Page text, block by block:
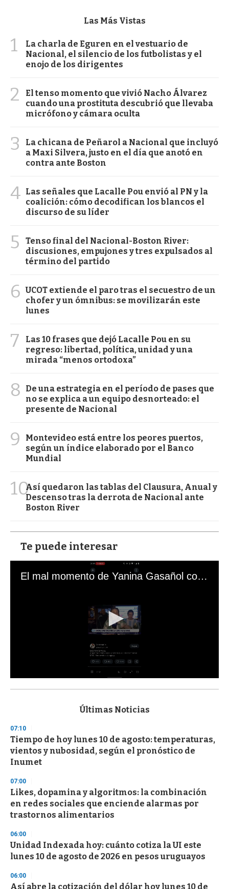
Las Más Vistas
1
La charla de Eguren en el vestuario de
Nacional, el silencio de los futbolistas y el
enojo de los dirigentes
2
El tenso momento que vivió Nacho Álvarez
cuando una prostituta descubrió que llevaba
micrófono y cámara oculta
3
La chicana de Peñarol a Nacional que incluyó
a Maxi Silvera, justo en el día que anotó en
contra ante Boston
4 Las señales que Lacalle Pou envió al PN y la
coalición: cómo decodifican los blancos el
discurso de su líder
5
Tenso final del Nacional-Boston River:
discusiones, empujones y tres expulsados al
término del partido
6 UCOT extiende el paro tras el secuestro de un
chofer y un ómnibus: se movilizarán este
lunes
7
Las 10 frases que dejó Lacalle Pou en su
regreso: libertad, política, unidad y una
mirada “menos ortodoxa”
8
De una estrategia en el período de pases que
no se explica a un equipo desnorteado: el
presente de Nacional
9
Montevideo está entre los peores puertos,
según un índice elaborado por el Banco
Mundial
10Así quedaron las tablas del Clausura, Anual y
Descenso tras la derrota de Nacional ante
Boston River
Te puede interesar
El mal momento de Yanina Gasañol con un hincha argentino en "Subrayado"
s
d
s
o
f
3
s
e
c
o
n
Últimas Noticias
07:10
Tiempo de hoy lunes 10 de agosto: temperaturas,
vientos y nubosidad, según el pronóstico de
Inumet
07:00
Likes, dopamina y algoritmos: la combinación
en redes sociales que enciende alarmas por
trastornos alimentarios
06:00
Unidad Indexada hoy: cuánto cotiza la UI este
lunes 10 de agosto de 2026 en pesos uruguayos
06:00
Así abre la cotización del dólar hoy lunes 10 de